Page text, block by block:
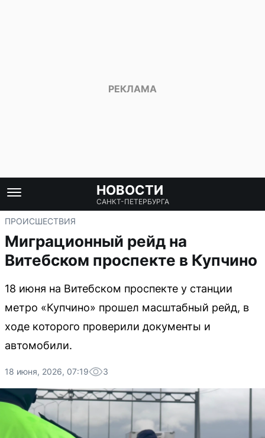
НОВОСТИ
САНКТ-ПЕТЕРБУРГА
ПРОИСШЕСТВИЯ
Миграционный рейд на
Витебском проспекте в Купчино
18 июня на Витебском проспекте у станции
метро «Купчино» прошел масштабный рейд, в
ходе которого проверили документы и
автомобили.
18 июня, 2026, 07:19 3